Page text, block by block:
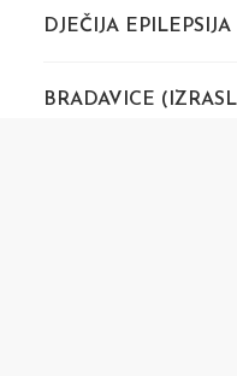
DJEČIJA EPILEPSIJA
BRADAVICE